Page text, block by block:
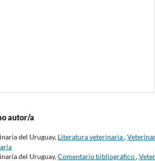
autor/a
del Uruguay, Literatura veterinaria,
del Uruguay,Comentario bibliográfico,